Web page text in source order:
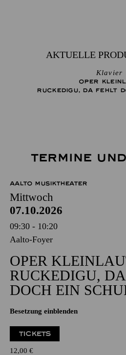
AKTUELLE
Klavier
OPER
RUCKEDIGU, DA FEHLT
TERMINE
AALTO MUSIKTHEATER
Mittwoch
07.10.2026
09:30 - 10:20
Aalto-Foyer
OPER
RUCKEDIGU,
DOCH EIN
Besetzung einblenden
TICKETS
12,00 €